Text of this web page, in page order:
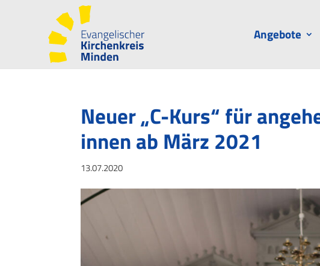
Angebote
Neuer „C-Kurs“ für
innen ab März 2021
13.07.2020